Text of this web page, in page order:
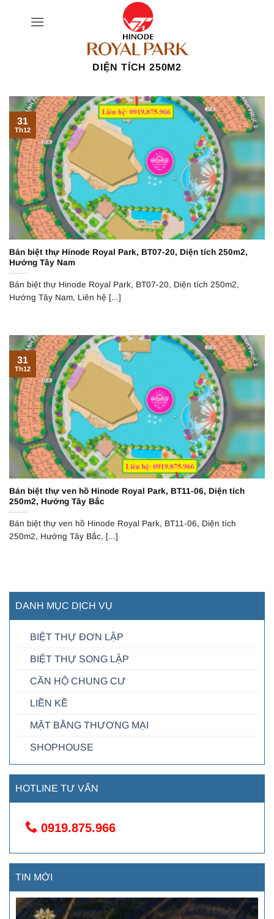
DIỆN TÍCH 250M2
Bán biệt thự Hinode Royal Park, BT07-20, Diện tích 250m2,
Hướng Tây Nam
Bán biệt thự Hinode Royal Park, BT07-20, Diện tích 250m2,
Hướng Tây Nam, Liên hệ [...]
31
Th12
Bán biệt thự ven hồ Hinode Royal Park, BT11-06, Diện tích
250m2, Hướng Tây Bắc
Bán biệt thự ven hồ Hinode Royal Park, BT11-06, Diện tích
250m2, Hướng Tây Bắc, [...]
31
Th12
DANH MỤC DỊCH VỤ
BIỆT THỰ ĐƠN LẬP
BIỆT THỰ SONG LẬP
CĂN HỘ CHUNG CƯ
LIỀN KỀ
MẶT BẰNG THƯƠNG MẠI
SHOPHOUSE
HOTLINE TƯ VẤN
0919.875.966
TIN MỚI